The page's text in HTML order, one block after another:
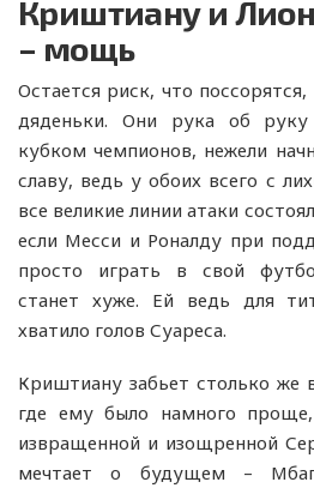
Криштиану и
– мощь
Остается риск, что
дяденьки. Они рука об
кубком чемпионов, нежели
славу, ведь у обоих всего с
все великие линии атаки
если Месси и Роналду при
просто играть в свой
станет хуже. Ей ведь для
хватило голов Суареса.
Криштиану забьет столько же
где ему было намного
извращенной и изощренной
мечтает о будущем –